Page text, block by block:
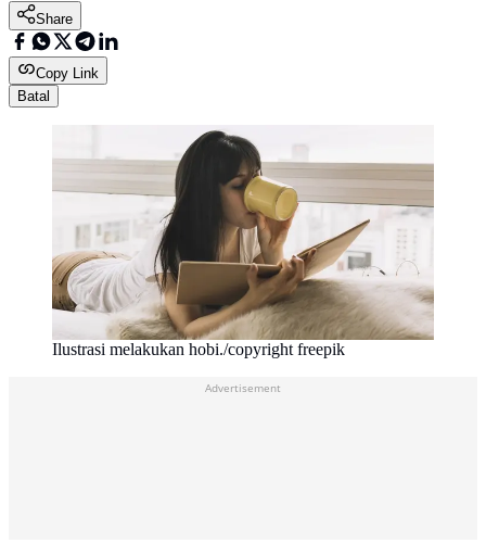
Share
Copy Link
Batal
Ilustrasi melakukan hobi./copyright freepik
Advertisement